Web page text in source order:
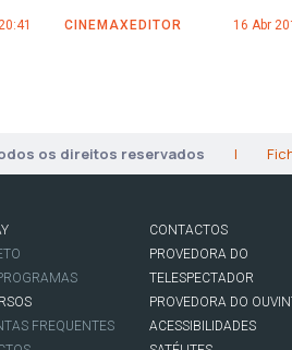
CINEMAXEDITOR 16 Abr
os direitos reservados |
FREQUENTES
CONTACTOS
PROVEDORA DO
TELESPECTADOR
PROVEDORA DO
ACESSIBILIDADES